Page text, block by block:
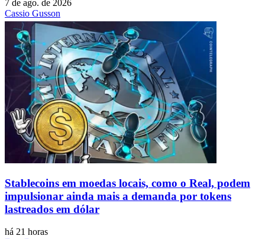
7 de ago. de 2026
Cassio Gusson
Stablecoins ​​em moedas locais, como o Real, podem
impulsionar ainda mais a demanda por tokens
lastreados em dólar
há 21 horas